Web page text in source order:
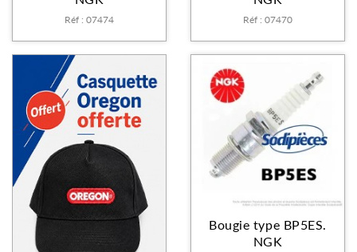
Réf : 07474 Réf : 07470
Bougie type BP5ES.
NGK